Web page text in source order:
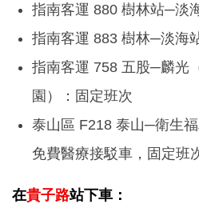
指南客運 880 樹林站─淡
指南客運 883 樹林─淡海
指南客運 758 五股─麟光
園）：固定班次
泰山區 F218 泰山─衛生
免費醫療接駁車，固定班
在貴子路站下車：